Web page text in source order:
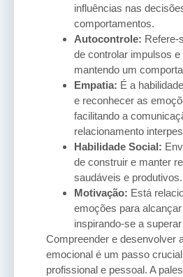
influências nas
comportamentos.
Autocontrole: Refere-
de controlar impulsos
mantendo um
Empatia: É a
e reconhecer as
facilitando a
relacionamento
Habilidade Social:
de construir e manter
saudáveis e produtivos.
Motivação: Está
emoções para
inspirando-se a
Compreender e desenvolver
emocional é um passo
profissional e pessoal. A